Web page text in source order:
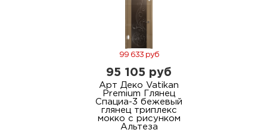
99 633 руб
95 105 руб
Арт Деко Vatikan
Premium Глянец
Спациа-3 бежевый
глянец триплекс
мокко с рисунком
Альтеза